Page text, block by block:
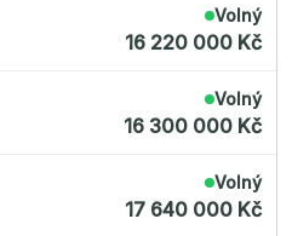
Volný
16 220 000 Kč
Volný
16 300 000 Kč
Volný
17 640 000 Kč